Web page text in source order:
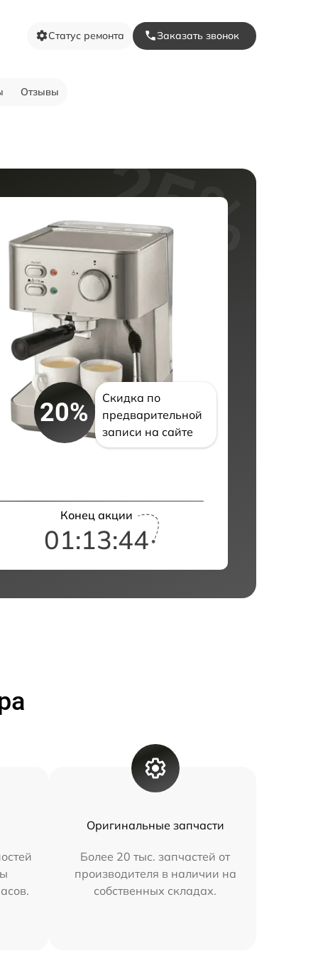
Статус ремонта Заказать звонок
Отзывы
20%
Скидка по
предварительной
записи на сайте
Конец акции
01:13:43
Оригинальные запчасти
Более 20 тыс. запчастей от
производителя в наличии на
собственных складах.